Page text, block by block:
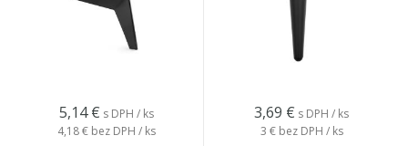
5,14 € s DPH / ks
4,18 € bez DPH / ks
3,69 € s DPH / ks
3 € bez DPH / ks